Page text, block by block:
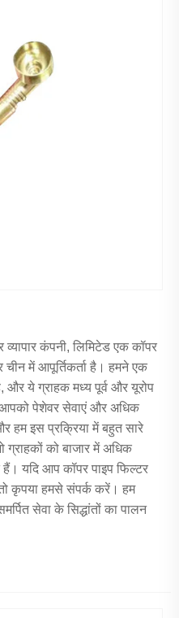
कंपनी, लिमिटेड एक कॉपर
चीन में आपूर्तिकर्ता है। हमने एक
और ये ग्राहक मध्य पूर्व और यूरोप
पेशेवर सेवाएं और अधिक
इस प्रक्रिया में बहुत सारे
को बाजार में अधिक
हैं। यदि आप कॉपर पाइप फिल्टर
कृपया हमसे संपर्क करें। हम
सेवा के सिद्धांतों का पालन